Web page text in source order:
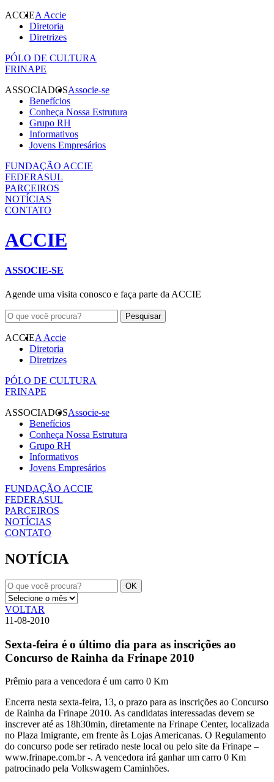
ACCIEA Accie
Diretoria
Diretrizes
PÓLO DE CULTURA
FRINAPE
ASSOCIADOSAssocie-se
Benefícios
Conheça Nossa Estrutura
Grupo RH
Informativos
Jovens Empresários
FUNDAÇÃO ACCIE
FEDERASUL
PARCEIROS
NOTÍCIAS
CONTATO
ACCIE
ASSOCIE-SE
Agende uma visita conosco e faça parte da ACCIE
ACCIEA Accie
Diretoria
Diretrizes
PÓLO DE CULTURA
FRINAPE
ASSOCIADOSAssocie-se
Benefícios
Conheça Nossa Estrutura
Grupo RH
Informativos
Jovens Empresários
FUNDAÇÃO ACCIE
FEDERASUL
PARCEIROS
NOTÍCIAS
CONTATO
NOTÍCIA
VOLTAR
11-08-2010
Sexta-feira é o último dia para as inscrições ao
Concurso de Rainha da Frinape 2010
Prêmio para a vencedora é um carro 0 Km
Encerra nesta sexta-feira, 13, o prazo para as inscrições ao Concurso
de Rainha da Frinape 2010. As candidatas interessadas devem se
inscrever até as 18h30min, diretamente na Frinape Center, localizada
no Plaza Imigrante, em frente às Lojas Americanas. O Regulamento
do concurso pode ser retirado neste local ou pelo site da Frinape –
www.frinape.com.br -. A vencedora irá ganhar um carro 0 Km
patrocinado pela Volkswagem Caminhões.